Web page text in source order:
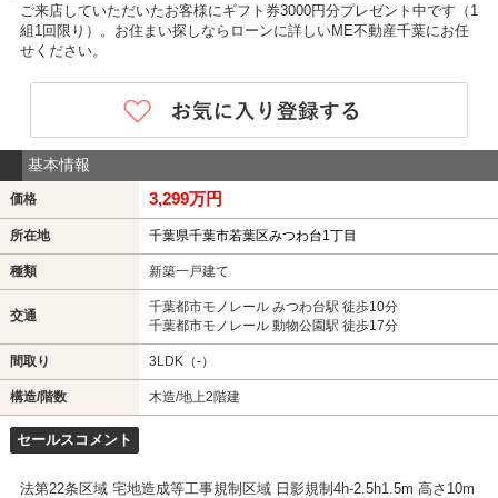
ご来店していただいたお客様にギフト券3000円分プレゼント中です（1
組1回限り）。お住まい探しならローンに詳しいME不動産千葉にお任
せください。
基本情報
価格 3,299万円
所在地 千葉県千葉市若葉区みつわ台1丁目
種類 新築一戸建て
交通
千葉都市モノレール みつわ台駅 徒歩10分
千葉都市モノレール 動物公園駅 徒歩17分
間取り 3LDK（-）
構造/階数 木造/地上2階建
セールスコメント
法第22条区域 宅地造成等工事規制区域 日影規制4h-2.5h1.5m 高さ10m